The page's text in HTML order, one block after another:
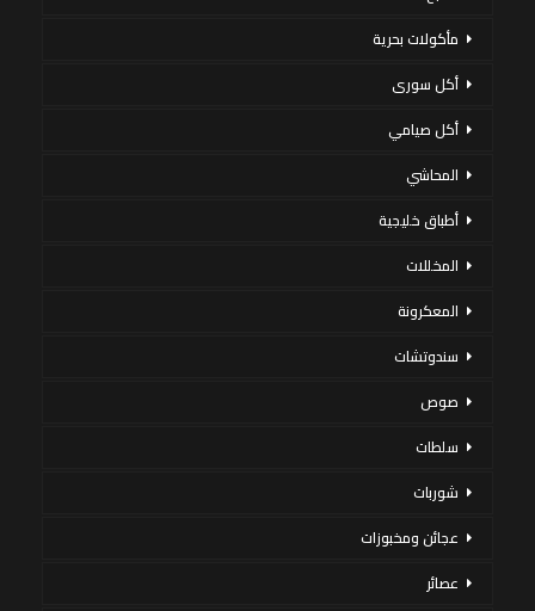
مأكولات بحرية
أكل سورى
أكل صيامي
المحاشي
أطباق خليجية
المخللات
المعكرونة
سندوتشات
صوص
سلطات
شوربات
عجائن ومخبوزات
عصائر